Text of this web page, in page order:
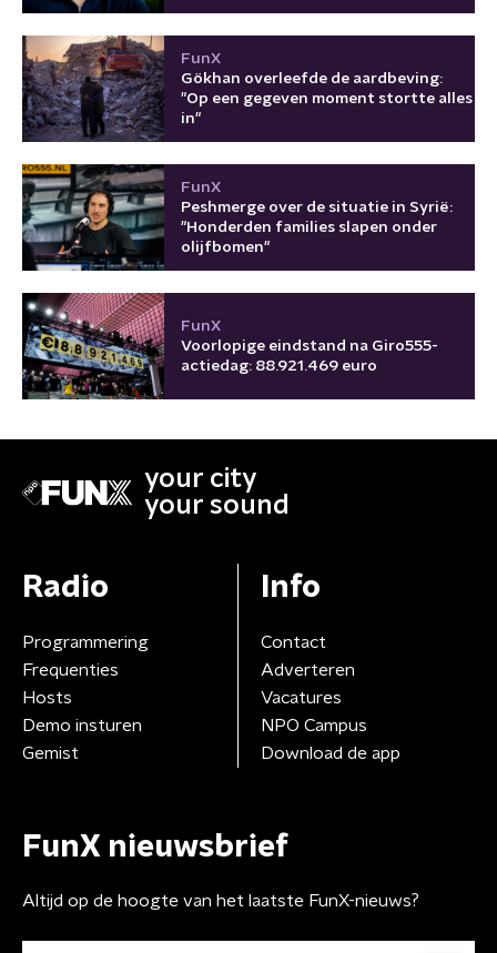
FunX
Gökhan overleefde de aardbeving:
"Op een gegeven moment stortte alles
in"
FunX
Peshmerge over de situatie in Syrië:
"Honderden families slapen onder
olijfbomen"
FunX
Voorlopige eindstand na Giro555-
actiedag: 88.921.469 euro
your city
your sound
Radio
Programmering
Frequenties
Hosts
Demo insturen
Gemist
Info
Contact
Adverteren
Vacatures
NPO Campus
Download de app
FunX nieuwsbrief
Altijd op de hoogte van het laatste FunX-nieuws?